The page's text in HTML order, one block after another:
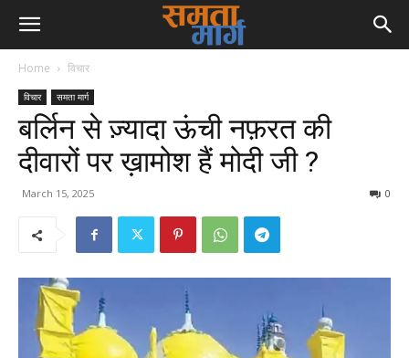
Home विचार
विचार समता मार्ग
बर्लिन से ज़्यादा ऊंची नफ़रत की
दीवारों पर ख़ामोश हैं मोदी जी ?
March 15, 2025 0